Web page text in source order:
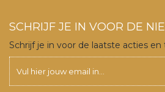
SCHRIJF JE IN VOOR DE
Schrijf je in voor de laatste acties en